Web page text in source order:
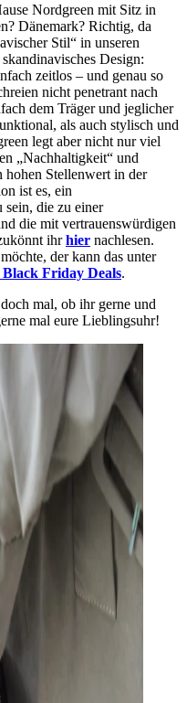
Nordgreen mit Sitz in
Dänemark? Richtig, da
Stil“ in unseren
Design:
zeitlos – und genau so
nicht penetrant nach
dem Träger und jeglicher
als auch stylisch und
legt aber nicht nur viel
„Nachhaltigkeit“ und
hohen Stellenwert in der
ist es, ein
sein, die zu einer
die mit vertrauenswürdigen
ihrhier nachlesen.
der kann das unter
Friday Deals.
mal, ob ihr gerne und
mal eure Lieblingsuhr!